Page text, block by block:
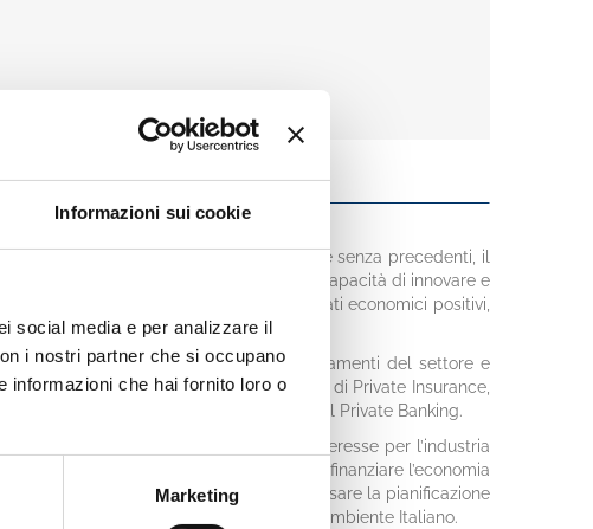
Informazioni sui cookie
social media e per analizzare il
i nostri partner che si occupano
informazioni che hai fornito loro o
Marketing
economiche, sociali e tecnologiche senza precedenti, il
sempre più complesso. La sua capacità di innovare e
di raggiungere e mantenere risultati economici positivi,
elevato.
strumento utile per fotografare i cambiamenti del settore e
Private, Asset Manager, Compagnie di Private Insurance,
ogni giorno a disegnare l’evoluzione del Private Banking.
di articoli dedicati a temi di interesse per l’industria
rappresentano una leva strategica per finanziare l’economia
della longevity, che ci invita a ripensare la pianificazione
di collaborare con il FAI - Fondo per l’Ambiente Italiano.